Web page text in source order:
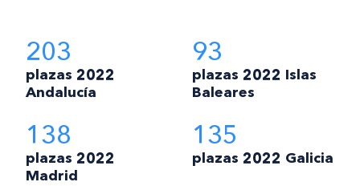
203
plazas 2022
Andalucía
93
plazas 2022 Islas
Baleares
138
plazas 2022
Madrid
135
plazas 2022 Galicia